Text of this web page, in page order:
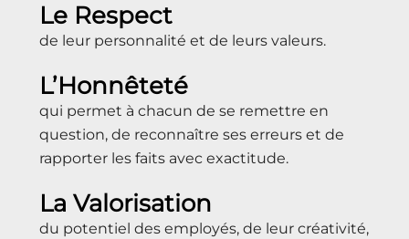
Le Respect
de leur personnalité et de leurs valeurs.
L’Honnêteté
qui permet à chacun de se remettre en
question, de reconnaître ses erreurs et de
rapporter les faits avec exactitude.
La Valorisation
du potentiel des employés, de leur créativité,